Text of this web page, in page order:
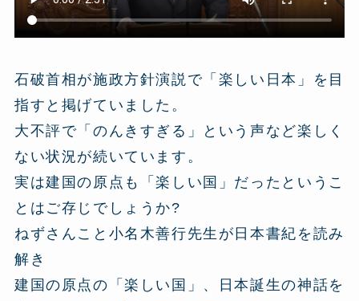
石破首相が施政方針演説で「楽しい日本」を目
指すと掲げていました。
大不評で「のんきすぎる」という声など楽しく
ない状況が続いています。
実は建国の原点も「楽しい国」だったというこ
とはご存じでしょうか?
ねずさんこと小名木善行先生が日本書紀を読み
解き
建国の原点の「楽しい国」、日本誕生の神話を